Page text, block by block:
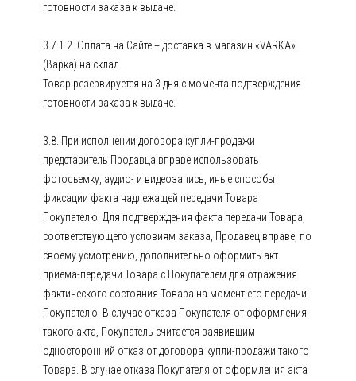
готовности заказа к выдаче.
3.7.1.2. Оплата на Сайте + доставка в магазин «VARKA»
(Варка) на склад
Товар резервируется на 3 дня с момента подтверждения
готовности заказа к выдаче.
3.8. При исполнении договора купли-продажи
представитель Продавца вправе использовать
фотосъемку, аудио- и видеозапись, иные способы
фиксации факта надлежащей передачи Товара
Покупателю. Для подтверждения факта передачи Товара,
соответствующего условиям заказа, Продавец вправе, по
своему усмотрению, дополнительно оформить акт
приема-передачи Товара с Покупателем для отражения
фактического состояния Товара на момент его передачи
Покупателю. В случае отказа Покупателя от оформления
такого акта, Покупатель считается заявившим
односторонний отказ от договора купли-продажи такого
Товара. В случае отказа Покупателя от оформления акта